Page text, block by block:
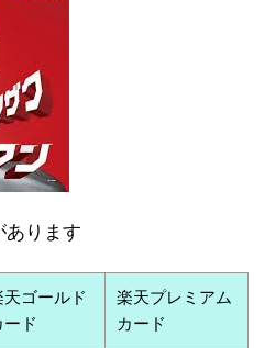
あります
天ゴールド
ード
楽天プレミアム
カード